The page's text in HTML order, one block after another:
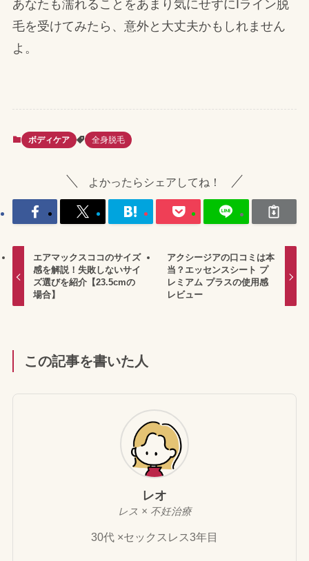
あなたも濡れることをあまり気にせずにIライン脱
毛を受けてみたら、意外と大丈夫かもしれません
よ。
ボディケア 全身脱毛
よかったらシェアしてね！
エアマックスココのサイズ
感を解説！失敗しないサイ
ズ選びを紹介【23.5cmの
場合】
アクシージアの口コミは本
当？エッセンスシート プ
レミアム プラスの使用感
レビュー
この記事を書いた人
レオ
レス × 不妊治療
30代 ×セックスレス3年目